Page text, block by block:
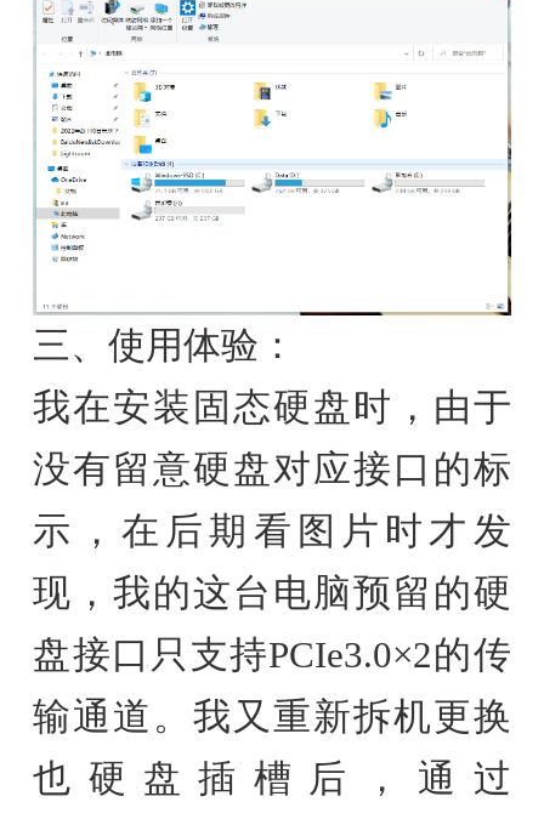
三、使用体验：
我在安装固态硬盘时，由于
没有留意硬盘对应接口的标
示，在后期看图片时才发
现，我的这台电脑预留的硬
盘接口只支持PCIe3.0×2的传
输通道。我又重新拆机更换
也硬盘插槽后，通过